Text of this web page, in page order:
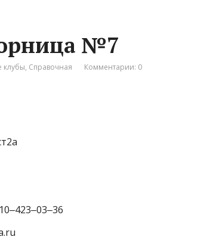
№7
клубы, Справочная Комментарии: 0